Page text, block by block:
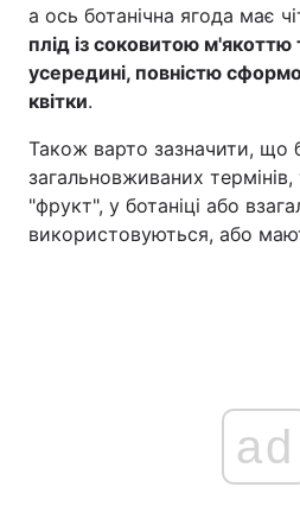
а ось ботанічна ягода має
плід із соковитою м'якоттю
усередині, повністю
квітки.
Також варто зазначити, що
загальновживаних
"фрукт", у ботаніці або
використовуються, або
ad